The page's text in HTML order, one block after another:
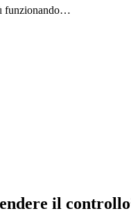
funzionando…
il